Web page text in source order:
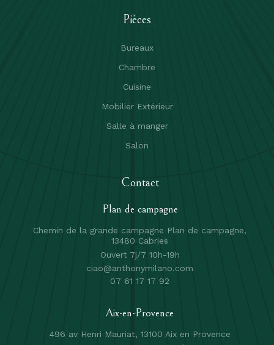
Pièces
Bureaux
Chambre
Cuisine
Mobilier Extérieur
Salle à manger
Salon
Contact
Plan de campagne
Chemin de la grande campagne Plan de campagne,
13480 Cabries
Ouvert 7j/7 10h-19h
ciao@anthonymilano.com
07 61 17 17 92
Aix-en-Provence
496 av Henri Mauriat, 13100 Aix en Provence